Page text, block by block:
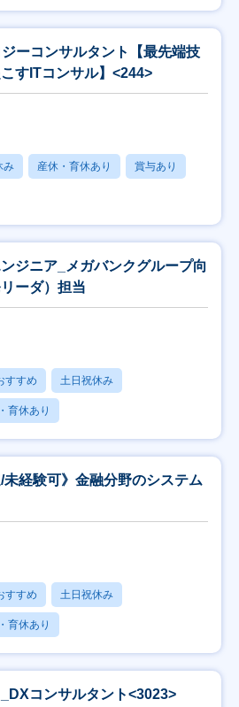
ジーコンサルタント【最先端技
すITコンサル】<244>
み 産休・育休あり 賞与あり
ジニア_メガバンクグループ向
ーダ）担当
すすめ 土日祝休み
育休あり
未経験可》金融分野のシステム
すすめ 土日祝休み
育休あり
_DXコンサルタント<3023>